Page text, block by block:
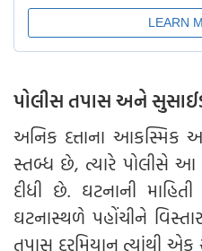
પોલીસ તપાસ અને
અનિક દત્તાના આકસ્મિક
સ્તબ્ધ છે, ત્યારે પોલીસે
દીધી છે. ઘટનાની
ઘટનાસ્થળે પહોંચીને
તપાસ દરમિયાન ત્યાંથી